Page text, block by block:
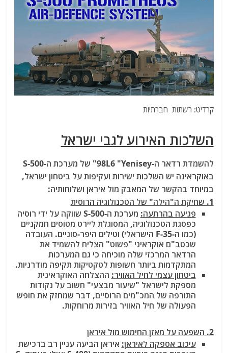
קרדיט: רשתות חברתיות
השלכות האירוע לגבי ישראל
להשמדת רדאר ה-98L6 "Yenisey" של מערכת ה-S-500
באוקראינה יש השלכות ישירות ועקיפות על ביטחון ישראל,
במיוחד בהקשר של המאבק מול איראן ושלוחותיה:
1. שחיקת ה"הילה" של הטכנולוגיה הרוסית
פגיעה בהרתעה:
מערכת ה-S-500 שווקה על ידי רוסיה
כפסגת הטכנולוגיה, המסוגלת ליירט מטוסים חמקניים
(כמו ה-F-35 הישראלי) וטילים היפר-סוניים. העובדה
שכטב"ם אוקראיני "פשוט" הצליח להשמיד את
הרדאר המרכזי שלה מוכיחה כי גם המערכות
המתקדמות ביותר חשופות לטקטיקות תקיפה מודרניות.
ביטחון עצמי לחיל האוויר: ההצלחה האוקראינית
מספקת לישראל "שיעור מבצעי" חשוב על נקודות
התורפה של המכ"מים הרוסיים, דבר שמחזק את חופש
הפעולה של חיל האוויר בזירות מרוחקות.
2. השפעה על מאזן החימוש מול איראן
עיכוב אספקה לאיראן: איראן הביעה עניין רב ברכישת